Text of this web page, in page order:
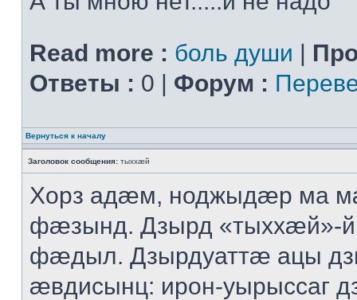
Read more : боль души |
Ответы : 0 | Форум :
Вернуться к началу
Заголовок сообщения: тыххӕй
Хорз адӕм, ноджыдӕр ма
фӕзынд. Дзырд «тыххӕй»-
фӕдыл. Дзырдуаттӕ ацы
ӕвдисынц: ирон-уырыссаг